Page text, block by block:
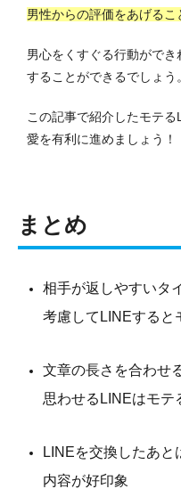
男性からの評価をあげるこ
男心をくすぐる行動がで
することができるでしょう。
この記事で紹介したモテ
愛を有利に進めましょう！
まとめ
相手が返しやすいタ
考慮してLINEすると
文章の長さを合わせ
思わせるLINEはモテ
LINEを交換したあ
内容が好印象